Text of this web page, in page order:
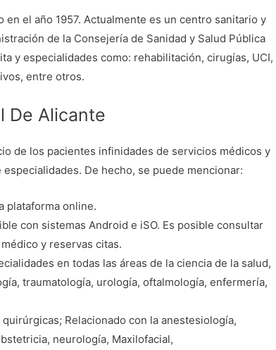
en el año 1957. Actualmente es un centro sanitario y
de la Consejería de Sanidad y Salud Pública
y especialidades como: rehabilitación, cirugías, UCI,
entre otros.
De Alicante
de los pacientes infinidades de servicios médicos y
De hecho, se puede mencionar:
plataforma online.
con sistemas Android e iSO. Es posible consultar
y reservas citas.
en todas las áreas de la ciencia de la salud,
traumatología, urología, oftalmología, enfermería,
Relacionado con la anestesiología,
neurología, Maxilofacial,